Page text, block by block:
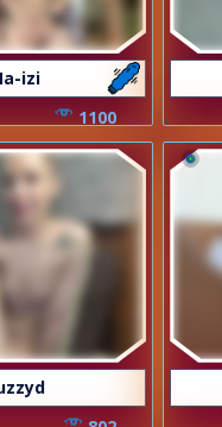
izi
1100